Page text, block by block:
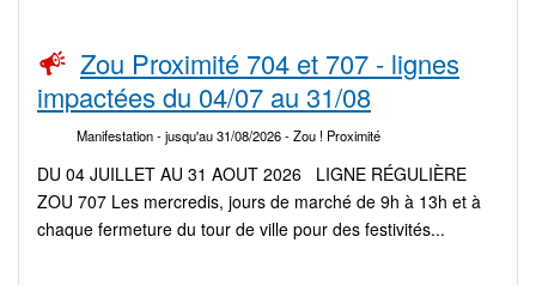
Zou Proximité 704 et 707 - lignes
impactées du 04/07 au 31/08
Manifestation- jusqu'au 31/08/2026- Zou ! Proximité
DU 04 JUILLET AU 31 AOUT 2026 LIGNE RÉGULIÈRE
ZOU 707 Les mercredis, jours de marché de 9h à 13h et à
chaque fermeture du tour de ville pour des festivités...